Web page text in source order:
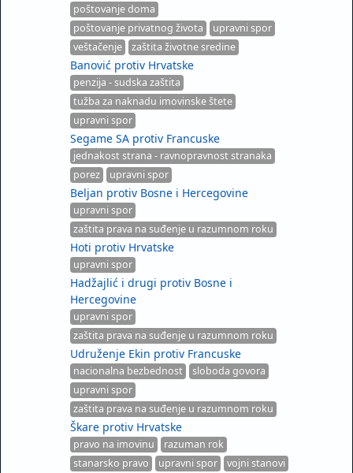
poštovanje doma
poštovanje privatnog života
upravni spor
veštačenje
zaštita životne sredine
Banović protiv Hrvatske
penzija - sudska zaštita
tužba za naknadu imovinske štete
upravni spor
Segame SA protiv Francuske
jednakost strana - ravnopravnost stranaka
porez
upravni spor
Beljan protiv Bosne i Hercegovine
upravni spor
zaštita prava na suđenje u razumnom roku
Hoti protiv Hrvatske
upravni spor
Hadžajlić i drugi protiv Bosne i
Hercegovine
upravni spor
zaštita prava na suđenje u razumnom roku
Udruženje Ekin protiv Francuske
nacionalna bezbednost
sloboda govora
upravni spor
zaštita prava na suđenje u razumnom roku
Škare protiv Hrvatske
pravo na imovinu
razuman rok
stanarsko pravo
upravni spor vojni stanovi